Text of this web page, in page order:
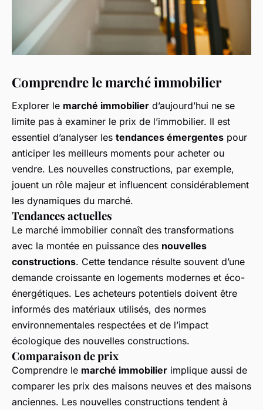
Comprendre le marché immobilier
Explorer le marché immobilier d’aujourd’hui ne se
limite pas à examiner le prix de l’immobilier. Il est
essentiel d’analyser les tendances émergentes pour
anticiper les meilleurs moments pour acheter ou
vendre. Les nouvelles constructions, par exemple,
jouent un rôle majeur et influencent considérablement
les dynamiques du marché.
Tendances actuelles
Le marché immobilier connaît des transformations
avec la montée en puissance des nouvelles
constructions. Cette tendance résulte souvent d’une
demande croissante en logements modernes et éco-
énergétiques. Les acheteurs potentiels doivent être
informés des matériaux utilisés, des normes
environnementales respectées et de l’impact
écologique des nouvelles constructions.
Comparaison de prix
Comprendre le marché immobilier implique aussi de
comparer les prix des maisons neuves et des maisons
anciennes. Les nouvelles constructions tendent à